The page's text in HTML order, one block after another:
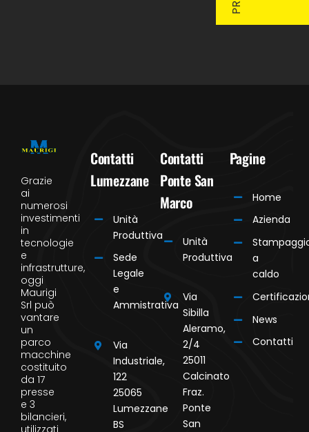
Grazie
ai
numerosi
investimenti
in
tecnologie
e
infrastrutture,
oggi
Maurigi
Srl può
vantare
un
parco
macchine
costituito
da 17
presse
e 3
bilancieri,
utilizzati
Contatti
Lumezzane
Unità
Produttiva
Sede
Legale
e
Ammistrativa
Via
Industriale,
122
25065
Lumezzane
BS
Contatti
Ponte San
Marco
Unità
Produttiva
Via
Sibilla
Aleramo,
2/4
25011
Calcinato
Fraz.
Ponte
San
Pagine
Home
Azienda
a
caldo
News
Contatti